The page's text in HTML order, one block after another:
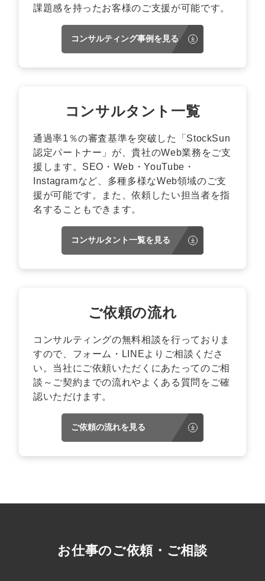
課題感を持ったお客様のご支援が可能です。
コンサルティング事例を見る
コンサルタント一覧
通過率1％の審査基準を突破した「StockSun
認定パートナー」が、貴社のWeb業務をご支
援します。SEO・Web・YouTube・
Instagramなど、多種多様なWeb領域のご支
援が可能です。また、依頼したい担当者を指
名することもできます。
コンサルタント一覧を見る
ご依頼の流れ
コンサルティングの無料相談を行っておりま
すので、フォーム・LINEよりご相談くださ
い。当社にご依頼いただくにあたってのご相
談～ご契約までの流れやよくある質問をご確
認いただけます。
ご依頼の流れを見る
お仕事のご依頼・ご相談